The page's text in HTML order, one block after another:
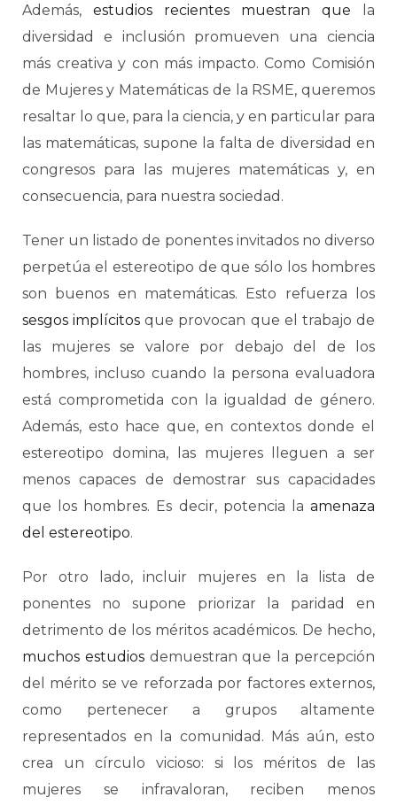
Además, estudios recientes muestran que la
diversidad e inclusión promueven una ciencia
más creativa y con más impacto. Como Comisión
de Mujeres y Matemáticas de la RSME, queremos
resaltar lo que, para la ciencia, y en particular para
las matemáticas, supone la falta de diversidad en
congresos para las mujeres matemáticas y, en
consecuencia, para nuestra sociedad.
Tener un listado de ponentes invitados no diverso
perpetúa el estereotipo de que sólo los hombres
son buenos en matemáticas. Esto refuerza los
sesgos implícitos que provocan que el trabajo de
las mujeres se valore por debajo del de los
hombres, incluso cuando la persona evaluadora
está comprometida con la igualdad de género.
Además, esto hace que, en contextos donde el
estereotipo domina, las mujeres lleguen a ser
menos capaces de demostrar sus capacidades
que los hombres. Es decir, potencia la amenaza
del estereotipo.
Por otro lado, incluir mujeres en la lista de
ponentes no supone priorizar la paridad en
detrimento de los méritos académicos. De hecho,
muchos estudiosdemuestran que la percepción
del mérito se ve reforzada por factores externos,
como pertenecer a grupos altamente
representados en la comunidad. Más aún, esto
crea un círculo vicioso: si los méritos de las
mujeres se infravaloran, reciben menos